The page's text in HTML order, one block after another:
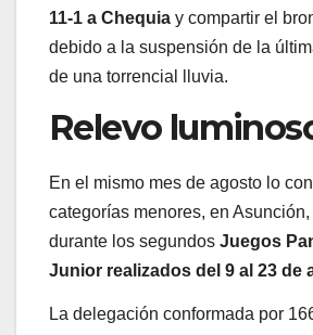
11-1 a Chequia y compartir el
debido a la suspensión de la
de una torrencial lluvia.
Relevo
En el mismo mes de agosto lo
categorías menores, en Asunción,
durante los segundos Juegos
Junior realizados del 9 al 23 de
La delegación conformada por